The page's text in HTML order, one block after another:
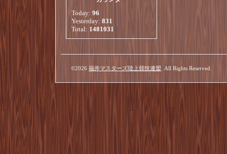
Today: 96
Yesterday: 831
Total: 1481031
©2026 福井マスターズ陸上競技連盟 . All Rights Reserved.